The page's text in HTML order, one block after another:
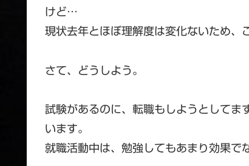
けど…
現状去年とほぼ理解度は変化ないため、
さて、どうしよう。
試験があるのに、転職もしようとして
います。
就職活動中は、勉強してもあまり効果で